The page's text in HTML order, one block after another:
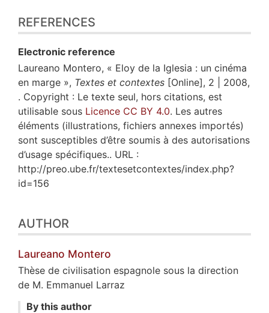
REFERENCES
Electronic reference
Laureano Montero, « Eloy de la Iglesia : un cinéma
en marge », Textes et contextes [Online], 2 | 2008,
. Copyright : Le texte seul, hors citations, est
utilisable sous Licence CC BY 4.0. Les autres
éléments (illustrations, fichiers annexes importés)
sont susceptibles d’être soumis à des autorisations
d’usage spécifiques.. URL :
http://preo.ube.fr/textesetcontextes/index.php?
id=156
AUTHOR
Laureano Montero
Thèse de civilisation espagnole sous la direction
de M. Emmanuel Larraz
By this author